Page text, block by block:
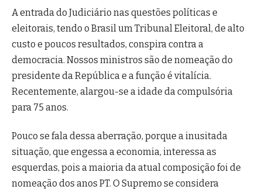
A entrada do Judiciário nas questões políticas e
eleitorais, tendo o Brasil um Tribunal Eleitoral, de alto
custo e poucos resultados, conspira contra a
democracia. Nossos ministros são de nomeação do
presidente da República e a função é vitalícia.
Recentemente, alargou-se a idade da compulsória
para 75 anos.
Pouco se fala dessa aberração, porque a inusitada
situação, que engessa a economia, interessa as
esquerdas, pois a maioria da atual composição foi de
nomeação dos anos PT. O Supremo se considera